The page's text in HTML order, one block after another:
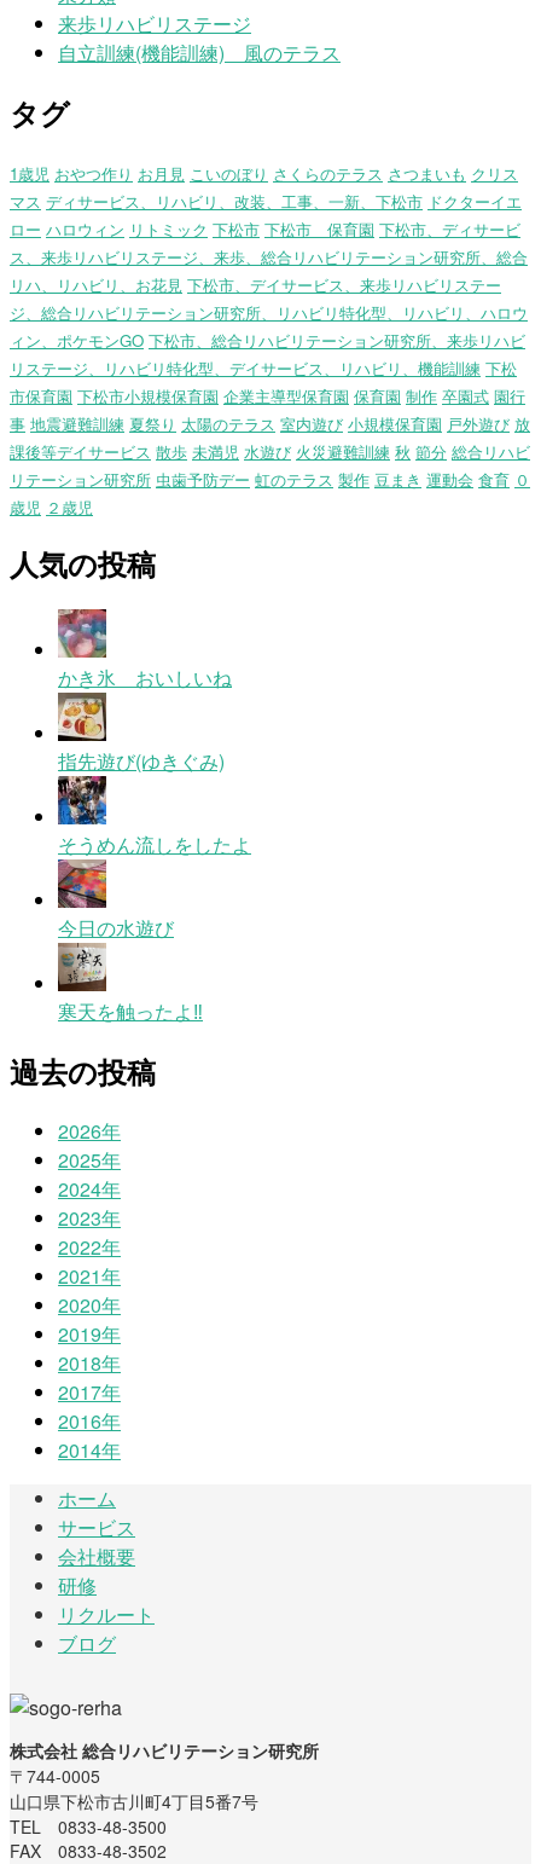
来歩リハビリステージ
自立訓練(機能訓練) 風のテラス
タグ
1歳児 おやつ作り お月見 こいのぼり さくらのテラス さつまいも クリス
マス ディサービス、リハビリ、改装、工事、一新、下松市 ドクターイエ
ロー ハロウィン リトミック 下松市 下松市 保育園 下松市、ディサービ
ス、来歩リハビリステージ、来歩、総合リハビリテーション研究所、総合
リハ、リハビリ、お花見 下松市、デイサービス、来歩リハビリステー
ジ、総合リハビリテーション研究所、リハビリ特化型、リハビリ、ハロウ
ィン、ポケモンGO 下松市、総合リハビリテーション研究所、来歩リハビ
リステージ、リハビリ特化型、デイサービス、リハビリ、機能訓練 下松
市保育園 下松市小規模保育園 企業主導型保育園 保育園 制作 卒園式 園行
事 地震避難訓練 夏祭り 太陽のテラス 室内遊び 小規模保育園 戸外遊び 放
課後等デイサービス 散歩 未満児 水遊び 火災避難訓練 秋 節分 総合リハビ
リテーション研究所 虫歯予防デー 虹のテラス 製作 豆まき 運動会 食育 ０
歳児 ２歳児
人気の投稿
かき氷 おいしいね
指先遊び(ゆきぐみ)
そうめん流しをしたよ
今日の水遊び
寒天を触ったよ‼
過去の投稿
2026年
2025年
2024年
2023年
2022年
2021年
2020年
2019年
2018年
2017年
2016年
2014年
ホーム
サービス
会社概要
研修
リクルート
ブログ
株式会社 総合リハビリテーション研究所
〒744-0005
山口県下松市古川町4丁目5番7号
TEL 0833-48-3500
FAX 0833-48-3502